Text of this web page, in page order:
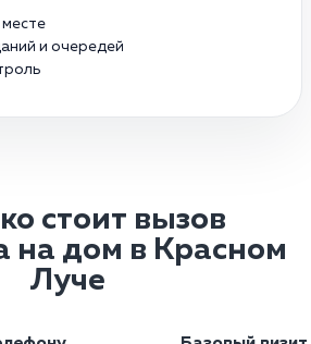
и очередей
стоит вызов
на дом в Красном
Луче